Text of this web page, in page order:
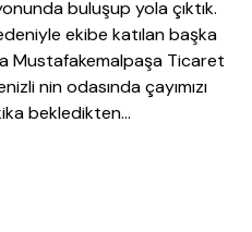
buluşup yola çıktık.
ekibe katılan başka
Mustafakemalpaşa Ticaret
nin odasında çayımızı
bekledikten…